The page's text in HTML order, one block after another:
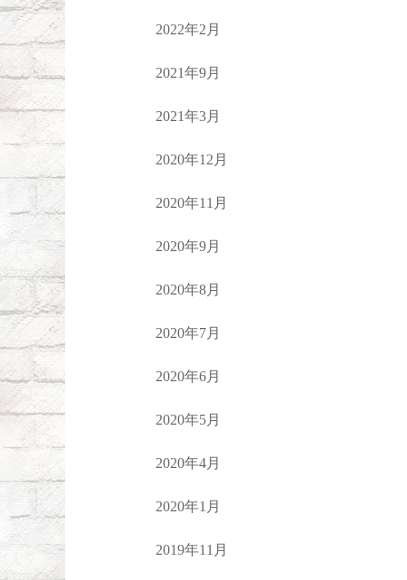
2022年2月
2021年9月
2021年3月
2020年12月
2020年11月
2020年9月
2020年8月
2020年7月
2020年6月
2020年5月
2020年4月
2020年1月
2019年11月